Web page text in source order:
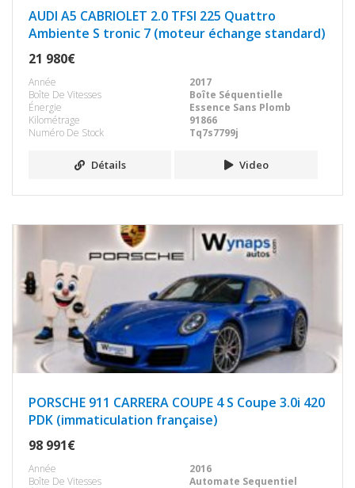
AUDI A5 CABRIOLET 2.0 TFSI 225 Quattro
Ambiente S tronic 7 (moteur échange standard)
21 980€
Année
2017
Boîte De Vitesses
Boîte Séquentielle
Énergie
Essence Sans Plomb
Kilométrage
91866
Numéro De Stock
Tq7s7799j
Détails Video
PORSCHE 911 CARRERA COUPE 4 S Coupe 3.0i 420
PDK (immaticulation française)
98 991€
Année
2016
Boîte De Vitesses
Automate Sequentiel